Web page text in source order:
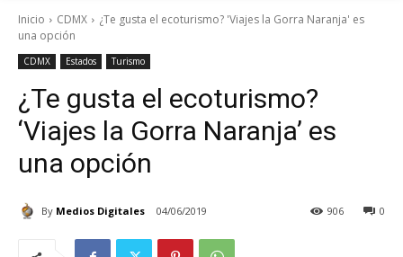
Inicio CDMX
¿Te gusta el ecoturismo? 'Viajes la Gorra Naranja' es
una opción
CDMX Estados Turismo
¿Te gusta el ecoturismo?
‘Viajes la Gorra Naranja’ es
una opción
By Medios Digitales 04/06/2019 0
906